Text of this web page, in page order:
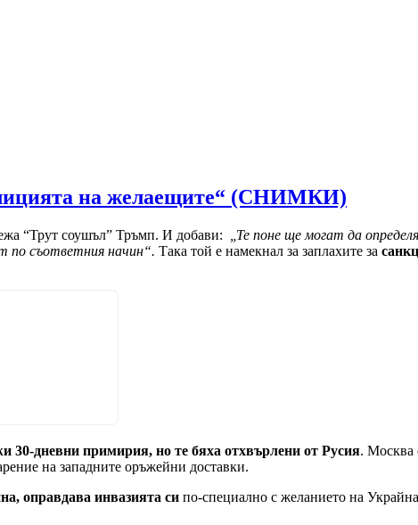
на желаещите“ (СНИМКИ)
“Трут соушъл” Тръмп. И добави:
„Те поне ще могат да
съответния начин“. Така той е намекнал за заплахите за
30-дневни примирия, но те бяха отхвърлени от Русия. Москва
на западните оръжейни доставки.
оправдава инвазията си по-специално с желанието на